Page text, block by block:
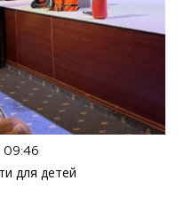
09:46
для детей